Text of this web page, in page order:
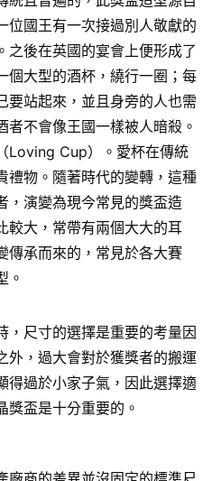
位國王有一次接過別人敬獻的
之後在英國的宴會上便形成了
個大型的酒杯，繞行一圈；每
要站起來，並且身旁的人也需
不會像王國一樣被人暗殺。
Loving Cup）。愛杯在傳統
禮物。隨著時代的變轉，這種
，演變為現今常見的獎盃造
較大，常帶有兩個大大的耳
傳承而來的，常見於各大賽
。
，尺寸的選擇是重要的考量因
外，過大會對於獲獎者的搬運
得過於小家子氣，因此選擇適
獎盃是十分重要的。